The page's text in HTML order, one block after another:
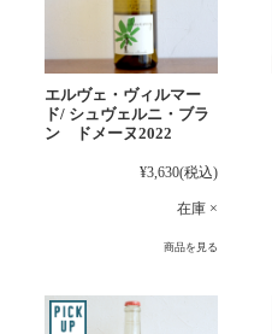
エルヴェ・ヴィルマー
ド/ シュヴェルニ・ブラ
ン ドメーヌ2022
¥3,630(税込)
在庫 ×
商品を見る